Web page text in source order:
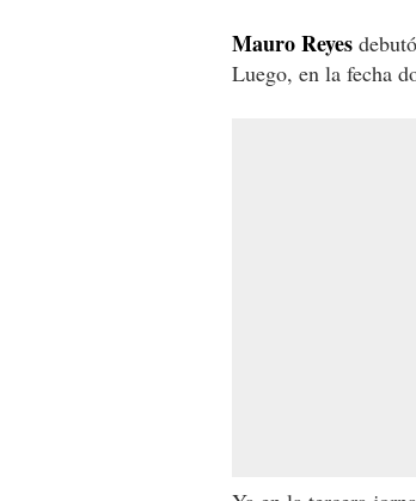
Mauro Reyes
Luego, en la fecha